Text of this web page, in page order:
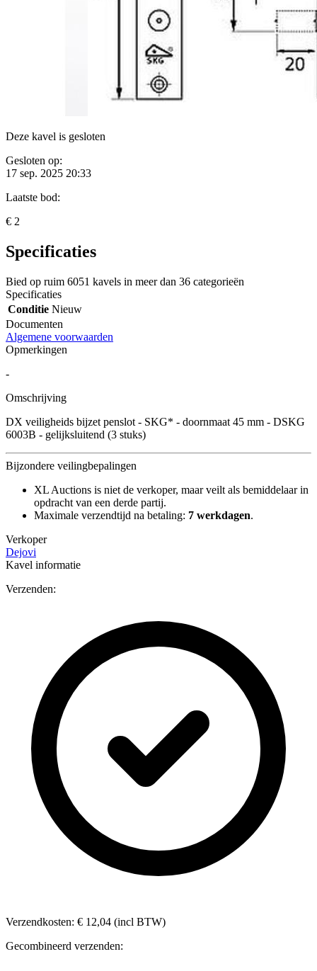
Deze kavel is gesloten
Gesloten op:
17 sep. 2025 20:33
Laatste bod:
€ 2
Specificaties
Bied op ruim 6051 kavels in meer dan 36 categorieën
Specificaties
Conditie Nieuw
Documenten
Algemene voorwaarden
Opmerkingen
-
Omschrijving
DX veiligheids bijzet penslot - SKG* - doornmaat 45 mm - DSKG
6003B - gelijksluitend (3 stuks)
Bijzondere veilingbepalingen
XL Auctions is niet de verkoper, maar veilt als bemiddelaar in
opdracht van een derde partij.
Maximale verzendtijd na betaling: 7 werkdagen.
Verkoper
Dejovi
Kavel informatie
Verzenden:
Verzendkosten: € 12,04 (incl BTW)
Gecombineerd verzenden: